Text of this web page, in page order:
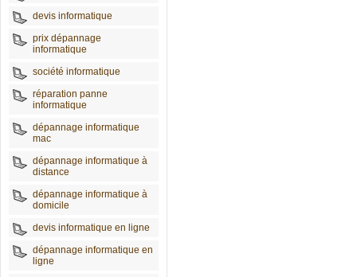
devis informatique
prix dépannage
informatique
société informatique
réparation panne
informatique
dépannage informatique
mac
dépannage informatique à
distance
dépannage informatique à
domicile
devis informatique en ligne
dépannage informatique en
ligne